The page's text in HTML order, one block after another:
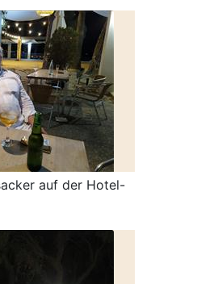
auf der Hotel-